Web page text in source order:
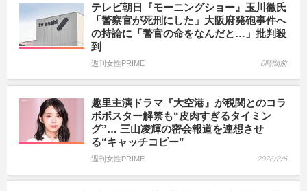
テレビ朝日『モーニングショー』玉川徹氏
「警察官が死刑にした」大阪府発砲事件へ
の持論に「警官の命をなんだと…」批判殺
到
週刊女性PRIME 0時間前
趣里主演ドラマ『大空港』が税関とのコラ
ボポスター解禁も“皮肉すぎるタイミン
グ”… 三山凌輝の密会報道を連想させ
る“キャッチコピー”
週刊女性PRIME 2026/8/6